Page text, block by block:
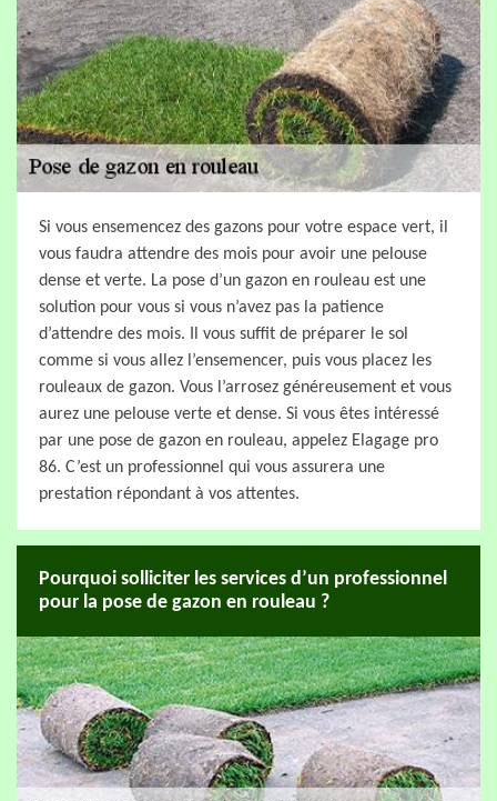
Si vous ensemencez des gazons pour votre espace vert, il
vous faudra attendre des mois pour avoir une pelouse
dense et verte. La pose d’un gazon en rouleau est une
solution pour vous si vous n’avez pas la patience
d’attendre des mois. Il vous suffit de préparer le sol
comme si vous allez l’ensemencer, puis vous placez les
rouleaux de gazon. Vous l’arrosez généreusement et vous
aurez une pelouse verte et dense. Si vous êtes intéressé
par une pose de gazon en rouleau, appelez Elagage pro
86. C’est un professionnel qui vous assurera une
prestation répondant à vos attentes.
Pourquoi solliciter les services d’un professionnel
pour la pose de gazon en rouleau ?